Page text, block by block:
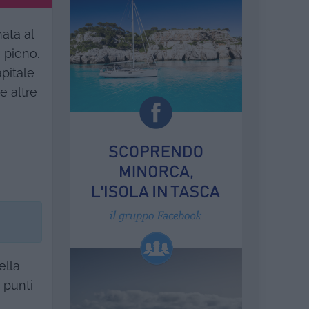
al
pieno.
altre
punti